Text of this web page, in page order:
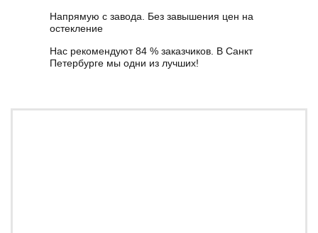
Напрямую с завода. Без завышения цен на
остекление
Нас рекомендуют 84 % заказчиков. В Санкт
Петербурге мы одни из лучших!